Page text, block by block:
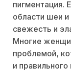
пигментация.
области шеи и
свежесть и
Многие
проблемой,
и